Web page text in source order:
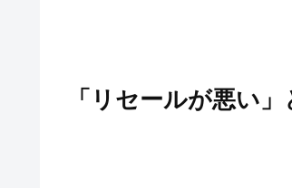
「リセールが悪い